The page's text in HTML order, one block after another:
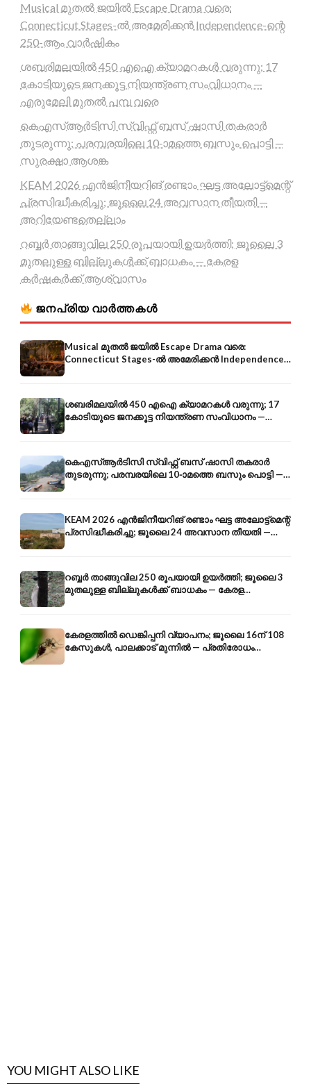
Musical മുതൽ ജയിൽ Escape Drama വരെ:
Connecticut Stages-ൽ അമേരിക്കൻ Independence-ന്റെ
250-ആം വാർഷികം
ശബരിമലയിൽ 450 എഐ ക്യാമറകൾ വരുന്നു; 17
കോടിയുടെ ജനക്കൂട്ട നിയന്ത്രണ സംവിധാനം —
എരുമേലി മുതൽ പമ്പ വരെ
കെഎസ്ആർടിസി സ്വിഫ്റ്റ് ബസ് ഷാസി തകരാർ
തുടരുന്നു; പരമ്പരയിലെ 10-ാമത്തെ ബസും പൊട്ടി —
സുരക്ഷാ ആശങ്ക
KEAM 2026 എൻജിനീയറിങ് രണ്ടാം ഘട്ട അലോട്ട്മെന്റ്
പ്രസിദ്ധീകരിച്ചു; ജൂലൈ 24 അവസാന തീയതി —
അറിയേണ്ടതെല്ലാം
റബ്ബർ താങ്ങുവില 250 രൂപയായി ഉയർത്തി; ജൂലൈ 3
മുതലുള്ള ബില്ലുകൾക്ക് ബാധകം — കേരള
കർഷകർക്ക് ആശ്വാസം
ജനപ്രിയ വാർത്തകൾ
Musical മുതൽ ജയിൽ Escape Drama വരെ:
Connecticut Stages-ൽ അമേരിക്കൻ Independence-
ന്റെ 250-ആം വാർഷികം
ശബരിമലയിൽ 450 എഐ ക്യാമറകൾ വരുന്നു; 17
കോടിയുടെ ജനക്കൂട്ട നിയന്ത്രണ സംവിധാനം —
എരുമേലി മുതൽ പമ്പ വരെ
കെഎസ്ആർടിസി സ്വിഫ്റ്റ് ബസ് ഷാസി തകരാർ
തുടരുന്നു; പരമ്പരയിലെ 10-ാമത്തെ ബസും പൊട്ടി —
സുരക്ഷാ ആശങ്ക
KEAM 2026 എൻജിനീയറിങ് രണ്ടാം ഘട്ട അലോട്ട്മെന്റ്
പ്രസിദ്ധീകരിച്ചു; ജൂലൈ 24 അവസാന തീയതി —
അറിയേണ്ടതെല്ലാം
റബ്ബർ താങ്ങുവില 250 രൂപയായി ഉയർത്തി; ജൂലൈ 3
മുതലുള്ള ബില്ലുകൾക്ക് ബാധകം — കേരള
കർഷകർക്ക് ആശ്വാസം
കേരളത്തിൽ ഡെങ്കിപ്പനി വ്യാപനം; ജൂലൈ 16ന് 108
കേസുകൾ, പാലക്കാട് മുന്നിൽ — പ്രതിരോധം
എങ്ങനെ?
YOU MIGHT ALSO LIKE